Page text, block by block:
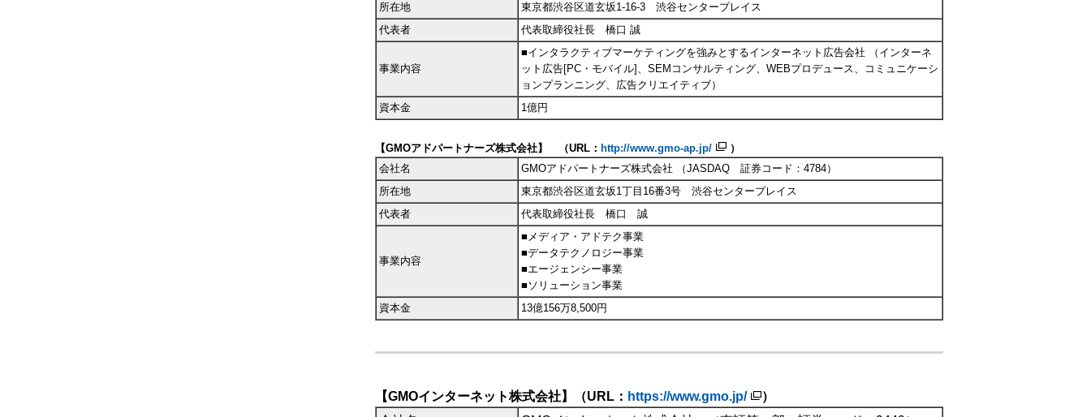
所在地
東京都渋谷区道玄坂1-16-3 渋谷センタープレイス
代表者
代表取締役社長 橋口 誠
事業内容
■インタラクティブマーケティングを強みとするインターネット広告会社 （インターネ
ット広告[PC・モバイル]、SEMコンサルティング、WEBプロデュース、コミュニケーシ
ョンプランニング、広告クリエイティブ）
資本金
1億円
【GMOアドパートナーズ株式会社】 （URL： http://www.gmo-ap.jp/
）
会社名
GMOアドパートナーズ株式会社 （JASDAQ 証券コード：4784）
所在地
東京都渋谷区道玄坂1丁目16番3号 渋谷センタープレイス
代表者
代表取締役社長 橋口 誠
事業内容
■メディア・アドテク事業
■データテクノロジー事業
■エージェンシー事業
■ソリューション事業
資本金
13億156万8,500円
【GMOインターネット株式会社】（URL： https://www.gmo.jp/
）